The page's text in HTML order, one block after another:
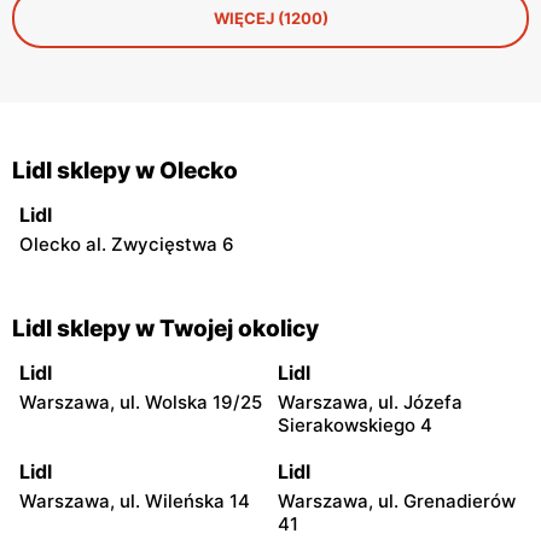
WIĘCEJ (1200)
Lidl sklepy w Olecko
Lidl
Olecko al. Zwycięstwa 6
Lidl sklepy w Twojej okolicy
Lidl
Warszawa, ul. Wolska 19/25
Lidl
Warszawa, ul. Józefa
Sierakowskiego 4
Lidl
Warszawa, ul. Wileńska 14
Lidl
Warszawa, ul. Grenadierów
41